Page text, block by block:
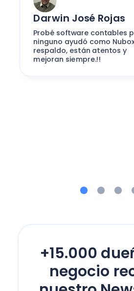
Darwin José Rojas
Probé software contables
ninguno ayudó como
respaldo, están atentos y
mejoran siempre.!!
+15.000
negocio